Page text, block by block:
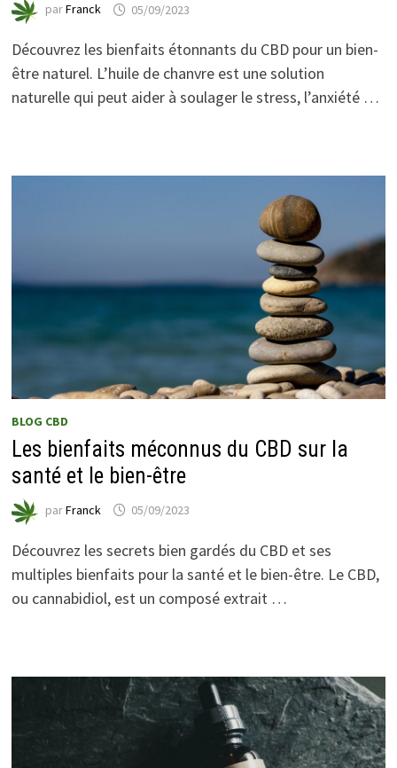
parFranck 05/09/2023
Découvrez les bienfaits étonnants du CBD pour un bien-
être naturel. L’huile de chanvre est une solution
naturelle qui peut aider à soulager le stress, l’anxiété …
BLOG CBD
Les bienfaits méconnus du CBD sur la
santé et le bien-être
parFranck 05/09/2023
Découvrez les secrets bien gardés du CBD et ses
multiples bienfaits pour la santé et le bien-être. Le CBD,
ou cannabidiol, est un composé extrait …